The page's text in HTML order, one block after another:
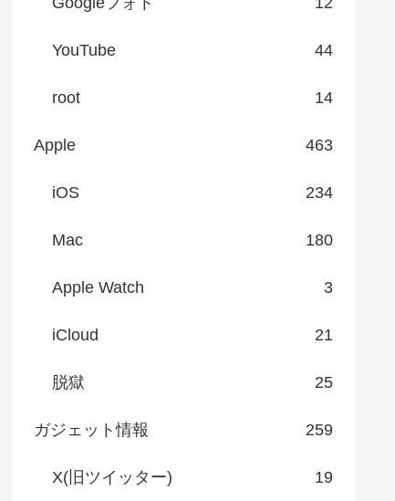
YouTube 44
root 14
Apple 463
iOS 234
Mac 180
Apple Watch 3
iCloud 21
脱獄 25
ガジェット情報 259
X(旧ツイッター) 19